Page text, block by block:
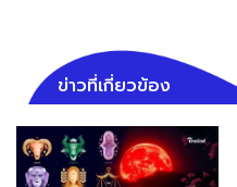
ข่าวที่เกี่ยวข้อง